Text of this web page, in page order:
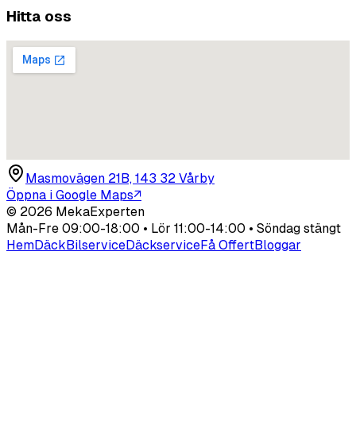
Hitta oss
Masmovägen 21B, 143 32 Vårby
Öppna i Google Maps↗
© 2026 MekaExperten
Mån-Fre 09:00-18:00 • Lör 11:00-14:00 • Söndag stängt
HemDäckBilserviceDäckserviceFå OffertBloggar